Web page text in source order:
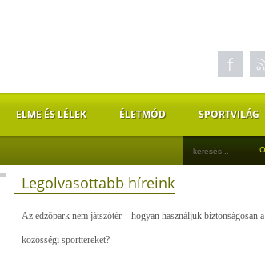
ELME ÉS LÉLEK ÉLETMÓD SPORTVILÁG
Legolvasottabb híreink
Az edzőpark nem játszótér – hogyan használjuk biztonságosan a
közösségi sporttereket?